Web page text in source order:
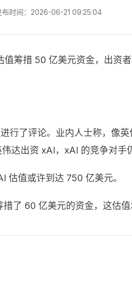
布时间：2026-06-21 09:25:04
筹措 50 亿美元资金，出
行了评论。业内人士称，像
达出资 xAI，xAI 的竞争对手
估值或许到达 750 亿美元。
了 60 亿美元的资金，这估值